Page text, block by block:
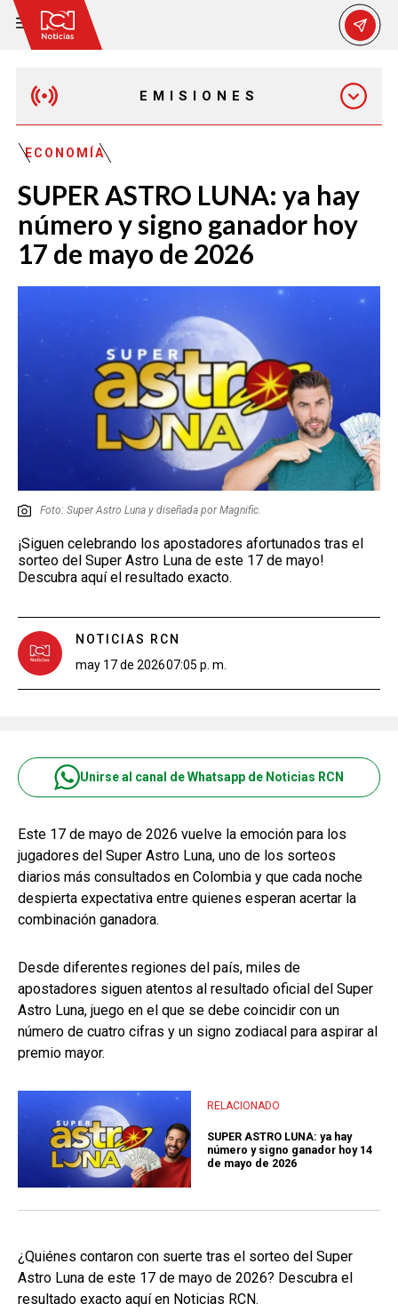
EMISIONES
EMISIÓN 12:30 PM
EMISIÓN 7:00 PM
EMISIÓN 11:30 PM
ECONOMÍA
SUPER ASTRO LUNA: ya hay
número y signo ganador hoy
17 de mayo de 2026
Foto: Super Astro Luna y diseñada por Magnific.
¡Siguen celebrando los apostadores afortunados tras el
sorteo del Super Astro Luna de este 17 de mayo!
Descubra aquí el resultado exacto.
NOTICIAS RCN
may 17 de 202607:05 p. m.
Unirse al canal de Whatsapp de Noticias RCN
Este 17 de mayo de 2026 vuelve la emoción para los
jugadores del Super Astro Luna, uno de los sorteos
diarios más consultados en Colombia y que cada noche
despierta expectativa entre quienes esperan acertar la
combinación ganadora.
Desde diferentes regiones del país, miles de
apostadores siguen atentos al resultado oficial del Super
Astro Luna, juego en el que se debe coincidir con un
número de cuatro cifras y un signo zodiacal para aspirar al
premio mayor.
RELACIONADO
SUPER ASTRO LUNA: ya hay
número y signo ganador hoy 14
de mayo de 2026
¿Quiénes contaron con suerte tras el sorteo del Super
Astro Luna de este 17 de mayo de 2026? Descubra el
resultado exacto aquí en Noticias RCN.